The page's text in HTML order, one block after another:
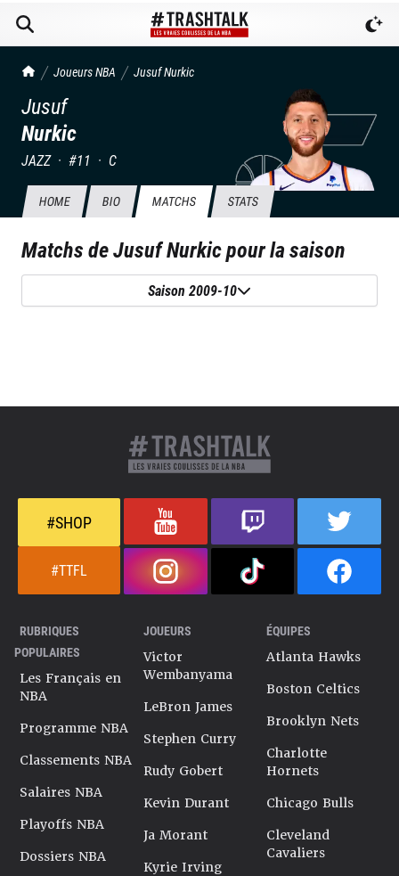
TrashTalk Actu NBA
Joueurs NBA JusufNurkic
Jusuf
Nurkic
JAZZ · #11 · C
HOME BIO MATCHS STATS
Matchs deJusuf Nurkicpour la saison
Saison 2009-10
#SHOP
#TTFL
RUBRIQUES
POPULAIRES
Les Français en
NBA
Programme NBA
Classements NBA
Salaires NBA
Playoffs NBA
Dossiers NBA
JOUEURS
Victor
Wembanyama
LeBron James
Stephen Curry
Rudy Gobert
Kevin Durant
Ja Morant
Kyrie Irving
ÉQUIPES
Atlanta Hawks
Boston Celtics
Brooklyn Nets
Charlotte
Hornets
Chicago Bulls
Cleveland
Cavaliers